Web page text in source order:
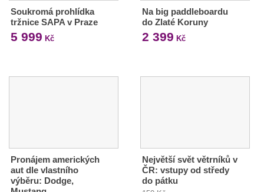
Soukromá prohlídka
tržnice SAPA v Praze
5 999 Kč
Na big paddleboardu
do Zlaté Koruny
2 399 Kč
Pronájem amerických
aut dle vlastního
výběru: Dodge,
Největší svět větrníků v
ČR: vstupy od středy
do pátku